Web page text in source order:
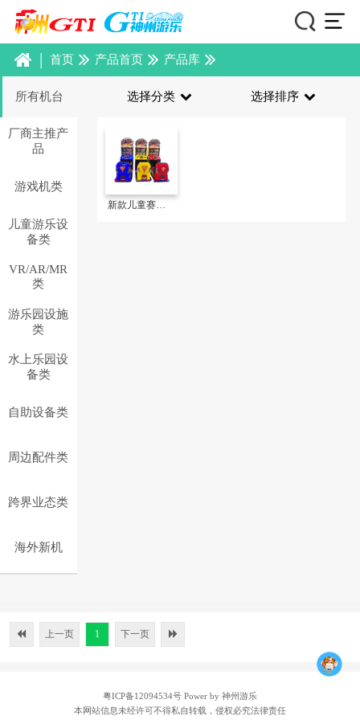
| 首页 产品首页 产品库
所有机台
厂商主推产
品
游戏机类
儿童游乐设
备类
VR/AR/MR
类
游乐园设施
类
水上乐园设
备类
自助设备类
周边配件类
跨界业态类
海外新机
选择分类 选择排序
上一页 1 下一页
粤ICP备12094534号 Power by 神州游乐
本网站信息未经许可不得私自转载，侵权必究法律责任